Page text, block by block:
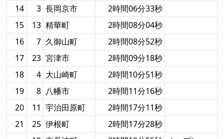
14
3 長岡京市
2時間06分33秒
15
13 精華町
2時間08分04秒
16
7 久御山町
2時間08分52秒
17
23 宮津市
2時間09分18秒
18
4 大山崎町
2時間10分51秒
19
8 八幡市
2時間11分16秒
20
11 宇治田原町
2時間17分11秒
21
25 伊根町
2時間17分28秒